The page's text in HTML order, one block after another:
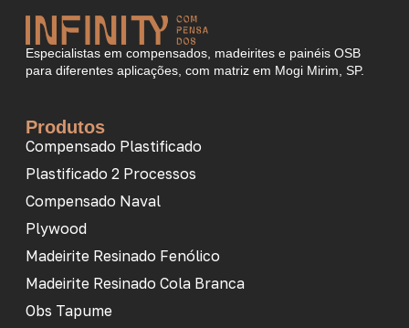
Especialistas em compensados, madeirites e painéis OSB
para diferentes aplicações, com matriz em Mogi Mirim, SP.
Produtos
Compensado Plastificado
Plastificado 2 Processos
Compensado Naval
Plywood
Madeirite Resinado Fenólico
Madeirite Resinado Cola Branca
Obs Tapume